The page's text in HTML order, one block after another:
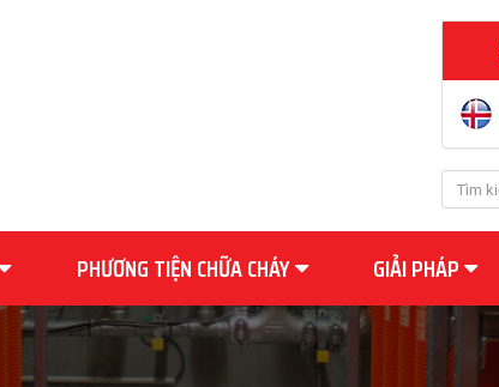
PHƯƠNG TIỆN CHỮA CHÁY GIẢI PHÁP